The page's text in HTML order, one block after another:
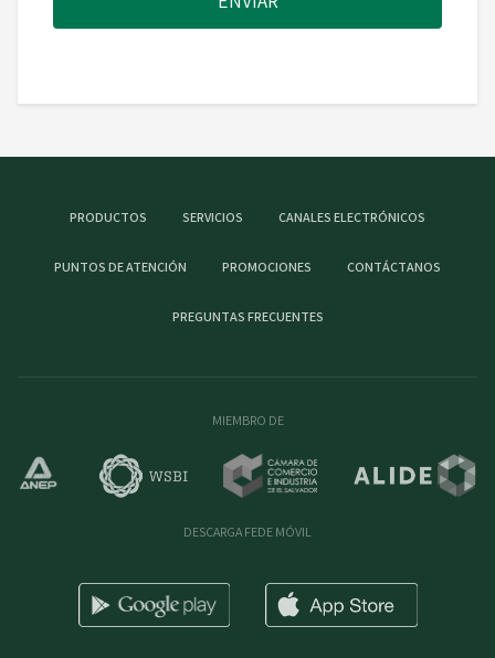
PRODUCTOS SERVICIOS CANALES ELECTRÓNICOS
PUNTOS DE ATENCIÓN PROMOCIONES CONTÁCTANOS
PREGUNTAS FRECUENTES
MIEMBRO DE
DESCARGA FEDE MÓVIL